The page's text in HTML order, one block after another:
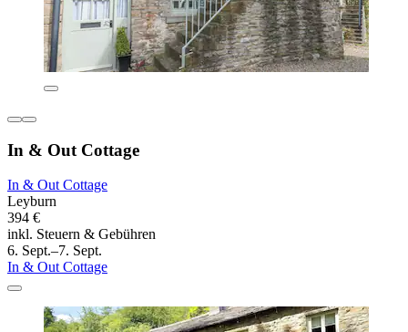
In & Out Cottage
In & Out Cottage
Leyburn
394 €
inkl. Steuern & Gebühren
6. Sept.–7. Sept.
In & Out Cottage